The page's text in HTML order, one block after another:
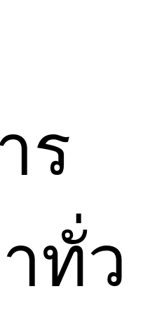
ร
ทั่ว